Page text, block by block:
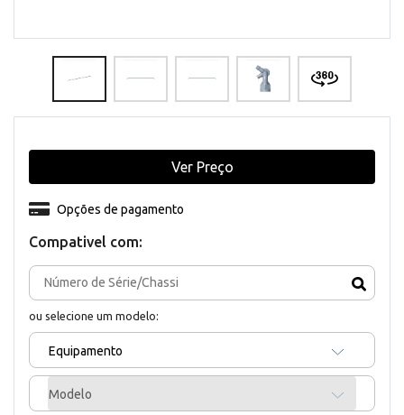
Compativel com:
ou selecione um modelo:
Equipamento
Modelo
Opções de pagamento
Ver Preço